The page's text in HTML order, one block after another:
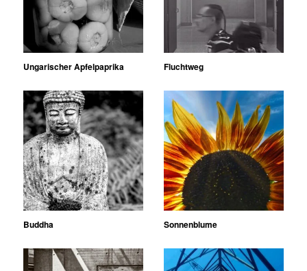
Ungarischer Apfelpaprika Fluchtweg
Buddha Sonnenblume